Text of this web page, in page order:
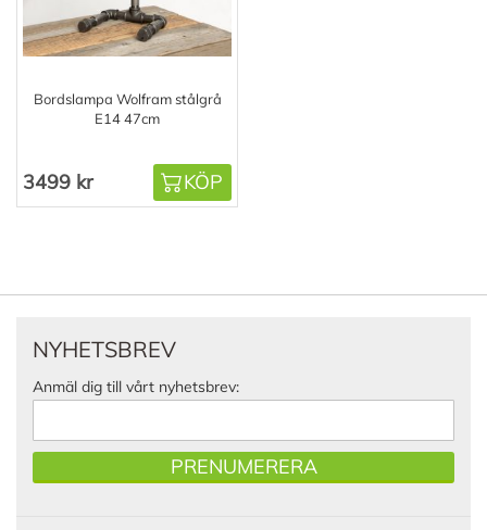
Bordslampa Wolfram stålgrå
E14 47cm
3499 kr KÖP
NYHETSBREV
Anmäl dig till vårt nyhetsbrev:
PRENUMERERA